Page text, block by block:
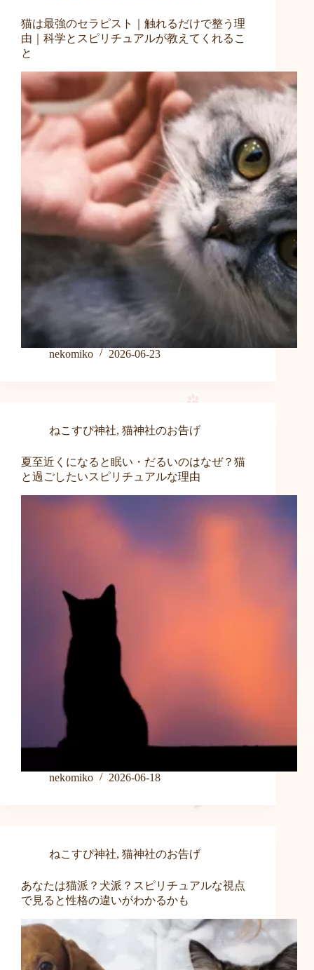
猫は最強のセラピスト｜触れるだけで整う理
由｜科学とスピリチュアルが教えてくれるこ
と
nekomiko 2026-06-23
ねこすぴ神社, 猫神社のお告げ
夏至近くになると眠い・だるいのはなぜ？猫
と過ごしたいスピリチュアルな理由
nekomiko 2026-06-18
ねこすぴ神社, 猫神社のお告げ
あなたは猫派？犬派？スピリチュアルな視点
で見ると性格の違いがわかるかも